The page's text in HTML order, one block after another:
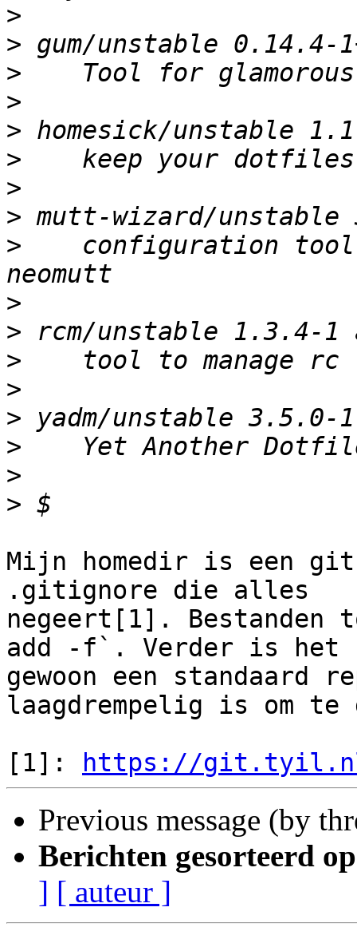
>
>
>
>
>
>
>
>
>
configuration
>
>
>
>
>
>
>
>
Mijn homedir is een
.gitignore die alles
negeert[1]. Bestanden
add -f`. Verder is het
gewoon een
laagdrempelig is om te
[1]:
https://
Previous message (by
Berichten gesorteerd
] [ auteur ]